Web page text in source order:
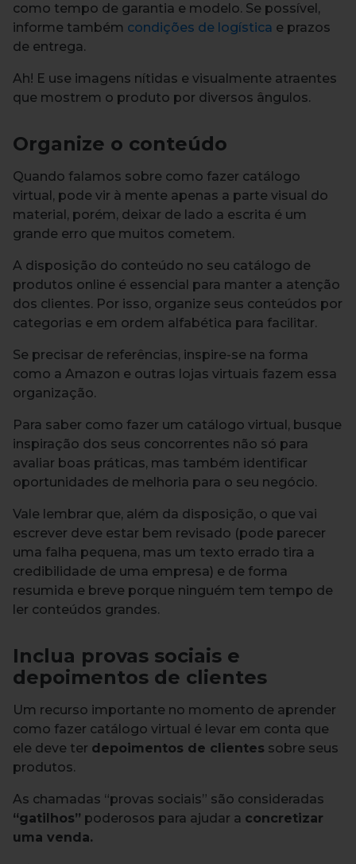
como tempo de garantia e modelo. Se possível,
informe também condições de logística e prazos
de entrega.
Ah! E use imagens nítidas e visualmente atraentes
que mostrem o produto por diversos ângulos.
Organize o conteúdo
Quando falamos sobre como fazer catálogo
virtual, pode vir à mente apenas a parte visual do
material, porém, deixar de lado a escrita é um
grande erro que muitos cometem.
A disposição do conteúdo no seu catálogo de
produtos online é essencial para manter a atenção
dos clientes. Por isso, organize seus conteúdos por
categorias e em ordem alfabética para facilitar.
Se precisar de referências, inspire-se na forma
como a Amazon e outras lojas virtuais fazem essa
organização.
Para saber como fazer um catálogo virtual, busque
inspiração dos seus concorrentes não só para
avaliar boas práticas, mas também identificar
oportunidades de melhoria para o seu negócio.
Vale lembrar que, além da disposição, o que vai
escrever deve estar bem revisado (pode parecer
uma falha pequena, mas um texto errado tira a
credibilidade de uma empresa) e de forma
resumida e breve porque ninguém tem tempo de
ler conteúdos grandes.
Inclua provas sociais e
depoimentos de clientes
Um recurso importante no momento de aprender
como fazer catálogo virtual é levar em conta que
ele deve ter depoimentos de clientes sobre seus
produtos.
As chamadas “provas sociais” são consideradas
“gatilhos” poderosos para ajudar a concretizar
uma venda.